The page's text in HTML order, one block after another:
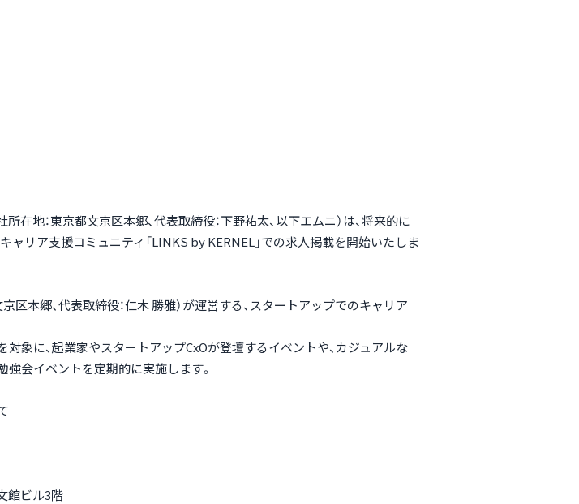
地：東京都文京区本郷、代表取締役：下野祐太、以下エムニ）は、将来的に
リア支援コミュニティ「LINKS by KERNEL」での求人掲載を開始いたしま
区本郷、代表取締役：仁木 勝雅）が運営する、スタートアップでのキャリア
象に、起業家やスタートアップCxOが登壇するイベントや、カジュアルな
会イベントを定期的に実施します。
館ビル3階